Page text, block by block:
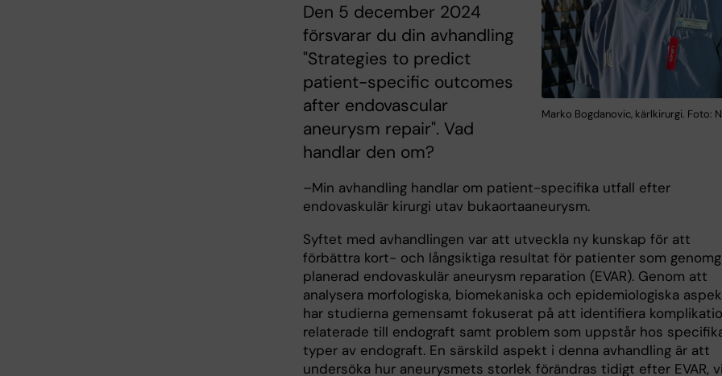
Marko Bogdanovic, kärlkirurgi. Foto:
Den 5 december 2024
försvarar du din avhandling
"Strategies to predict
patient-specific outcomes
after endovascular
aneurysm repair". Vad
handlar den om?
–Min avhandling handlar om patient-specifika utfall efter
endovaskulär kirurgi utav bukaortaaneurysm.
Syftet med avhandlingen var att utveckla ny kunskap för att
förbättra kort- och långsiktiga resultat för patienter som
planerad endovaskulär aneurysm reparation (EVAR). Genom att
analysera morfologiska, biomekaniska och epidemiologiska
har studierna gemensamt fokuserat på att identifiera
relaterade till endograft samt problem som uppstår hos
typer av endograft. En särskild aspekt i denna avhandling är att
undersöka hur aneurysmets storlek förändras tidigt efter EVAR,